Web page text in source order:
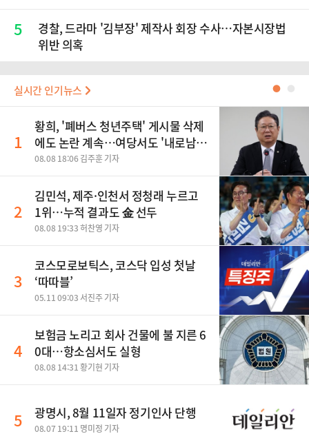
5
경찰, 드라마 '김부장' 제작사 회장 수사…자본시장법
위반 의혹
실시간 인기뉴스 ●
1
황희, '폐버스 청년주택' 게시물 삭제
에도 논란 계속…여당서도 '내로남
불' 비판
08.08 18:06 김주훈 기자
2
김민석, 제주·인천서 정청래 누르고
1위…누적 결과도 金 선두
08.08 19:33 허찬영 기자
3
코스모로보틱스, 코스닥 입성 첫날
‘따따블’
05.11 09:03 서진주 기자
4
보험금 노리고 회사 건물에 불 지른 6
0대…항소심서도 실형
08.08 14:31 황기현 기자
5 광명시, 8월 11일자 정기인사 단행
08.07 19:11 명미정 기자